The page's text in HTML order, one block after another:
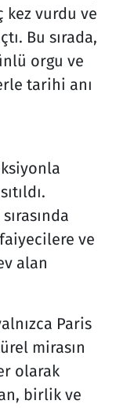
kez vurdu ve
Bu sırada,
orgu ve
tarihi anı
ve
alan
Paris
mirasın
olarak
birlik ve